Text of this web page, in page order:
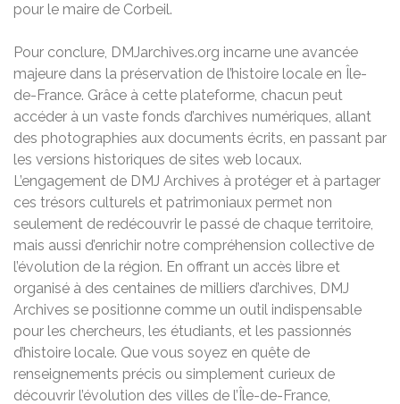
pour le maire de Corbeil.
Pour conclure, DMJarchives.org incarne une avancée
majeure dans la préservation de l’histoire locale en Île-
de-France. Grâce à cette plateforme, chacun peut
accéder à un vaste fonds d’archives numériques, allant
des photographies aux documents écrits, en passant par
les versions historiques de sites web locaux.
L’engagement de DMJ Archives à protéger et à partager
ces trésors culturels et patrimoniaux permet non
seulement de redécouvrir le passé de chaque territoire,
mais aussi d’enrichir notre compréhension collective de
l’évolution de la région. En offrant un accès libre et
organisé à des centaines de milliers d’archives, DMJ
Archives se positionne comme un outil indispensable
pour les chercheurs, les étudiants, et les passionnés
d’histoire locale. Que vous soyez en quête de
renseignements précis ou simplement curieux de
découvrir l’évolution des villes de l’Île-de-France,